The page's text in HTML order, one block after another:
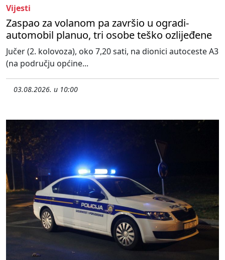
Vijesti
Zaspao za volanom pa završio u ogradi-
automobil planuo, tri osobe teško ozlijeđene
Jučer (2. kolovoza), oko 7,20 sati, na dionici autoceste A3
(na području općine...
03.08.2026. u 10:00